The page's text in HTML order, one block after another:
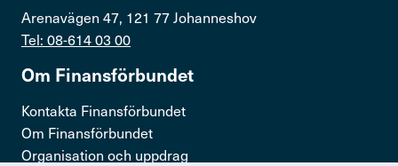
Arenavägen 47, 121 77 Johanneshov
Tel: 08-614 03 00
Om Finans­för­bundet
Kontakta Finansförbundet
Om Finansförbundet
Organisation och uppdrag